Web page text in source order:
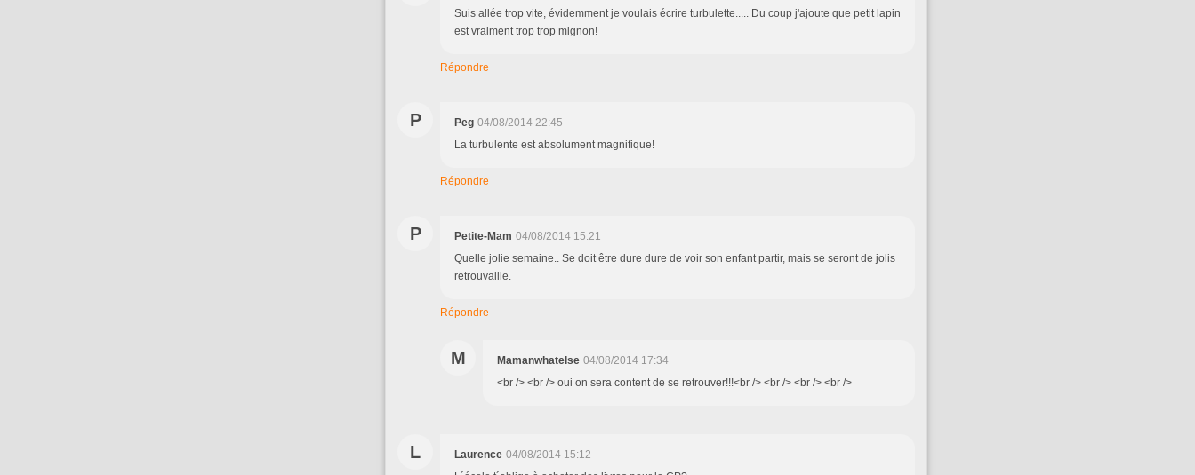
Suis allée trop vite, évidemment je voulais écrire turbulette..... Du coup j'ajoute que petit lapin
est vraiment trop trop mignon!
Répondre
P Peg 04/08/2014 22:45
La turbulente est absolument magnifique!
Répondre
P Petite-Mam 04/08/2014 15:21
Quelle jolie semaine.. Se doit être dure dure de voir son enfant partir, mais se seront de jolis
retrouvaille.
Répondre
M Mamanwhatelse 04/08/2014 17:34
<br /> <br /> oui on sera content de se retrouver!!!<br /> <br /> <br /> <br />
L Laurence 04/08/2014 15:12